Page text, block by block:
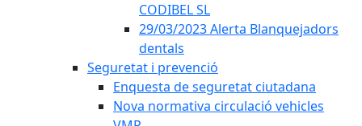
CODIBEL SL
29/03/2023 Alerta Blanquejadors
dentals
Seguretat i prevenció
Enquesta de seguretat ciutadana
Nova normativa circulació vehicles